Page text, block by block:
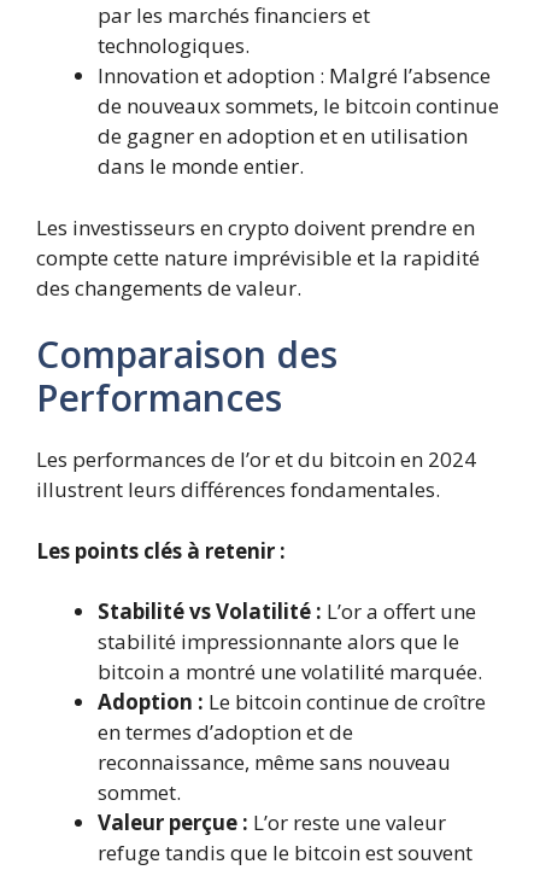
par les marchés financiers et
technologiques.
Innovation et adoption : Malgré l’absence
de nouveaux sommets, le bitcoin continue
de gagner en adoption et en utilisation
dans le monde entier.
Les investisseurs en crypto doivent prendre en
compte cette nature imprévisible et la rapidité
des changements de valeur.
Comparaison des
Performances
Les performances de l’or et du bitcoin en 2024
illustrent leurs différences fondamentales.
Les points clés à retenir :
Stabilité vs Volatilité : L’or a offert une
stabilité impressionnante alors que le
bitcoin a montré une volatilité marquée.
Adoption : Le bitcoin continue de croître
en termes d’adoption et de
reconnaissance, même sans nouveau
sommet.
Valeur perçue : L’or reste une valeur
refuge tandis que le bitcoin est souvent